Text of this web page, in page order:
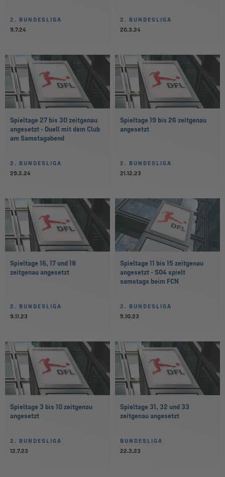
2. BUNDESLIGA
9.7.24
2. BUNDESLIGA
20.3.24
Spieltage 27 bis 30 zeitgenau
angesetzt - Duell mit dem Club
am Samstagabend
2. BUNDESLIGA
29.2.24
Spieltage 19 bis 26 zeitgenau
angesetzt
2. BUNDESLIGA
21.12.23
Spieltage 16, 17 und 18
zeitgenau angesetzt
2. BUNDESLIGA
9.11.23
Spieltage 11 bis 15 zeitgenau
angesetzt - S04 spielt
samstags beim FCN
2. BUNDESLIGA
5.10.23
Spieltage 3 bis 10 zeitgenau
angesetzt
2. BUNDESLIGA
12.7.23
Spieltage 31, 32 und 33
zeitgenau angesetzt
BUNDESLIGA
22.3.23